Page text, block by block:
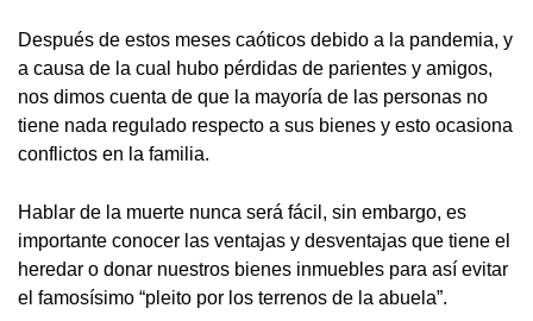
Después de estos meses caóticos debido a la pandemia, y
a causa de la cual hubo pérdidas de parientes y amigos,
nos dimos cuenta de que la mayoría de las personas no
tiene nada regulado respecto a sus bienes y esto ocasiona
conflictos en la familia.
Hablar de la muerte nunca será fácil, sin embargo, es
importante conocer las ventajas y desventajas que tiene el
heredar o donar nuestros bienes inmuebles para así evitar
el famosísimo “pleito por los terrenos de la abuela”.